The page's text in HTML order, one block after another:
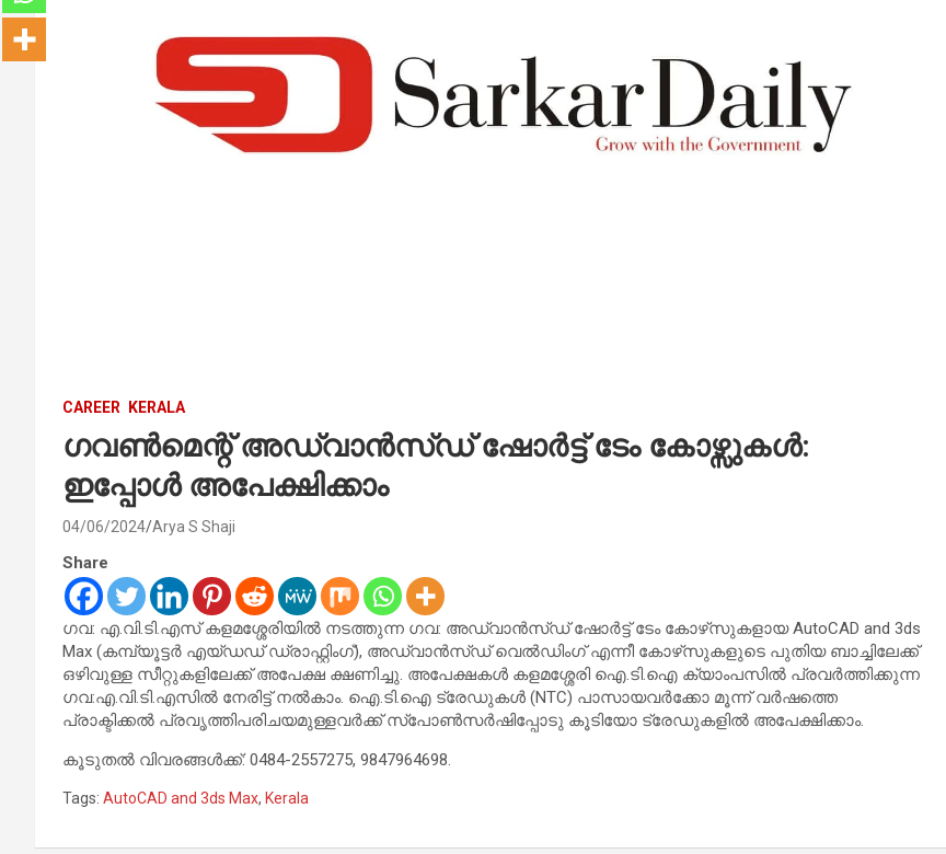
CAREER KERALA
ഗവൺമെന്റ് അഡ്വാൻസ്ഡ് ഷോർട്ട് ടേം കോഴ്സുകൾ:
ഇപ്പോൾ അപേക്ഷിക്കാം
04/06/2024 Arya S Shaji
Share
ഗവ: എ.വി.ടി.എസ് കളമശ്ശേരിയിൽ നടത്തുന്ന ഗവ: അഡ്വാൻസ്ഡ് ഷോർട്ട് ടേം കോഴ്‌സുകളായ AutoCAD and 3ds
Max (കമ്പ്യൂട്ടർ എയ്ഡഡ് ഡ്രാഫ്റ്റിംഗ്), അഡ്വാൻസ്ഡ് വെൽഡിംഗ് എന്നീ കോഴ്‌സുകളുടെ പുതിയ ബാച്ചിലേക്ക്
ഒഴിവുള്ള സീറ്റുകളിലേക്ക് അപേക്ഷ ക്ഷണിച്ചു. അപേക്ഷകൾ കളമശ്ശേരി ഐ.ടി.ഐ ക്യാംപസിൽ പ്രവർത്തിക്കുന്ന
ഗവ:എ.വി.ടി.എസിൽ നേരിട്ട് നൽകാം. ഐ.ടി.ഐ ട്രേഡുകൾ (NTC) പാസായവർക്കോ മൂന്ന് വർഷത്തെ
പ്രാക്ടിക്കൽ പ്രവൃത്തിപരിചയമുള്ളവർക്ക് സ്‌പോൺസർഷിപ്പോടു കൂടിയോ ട്രേഡുകളിൽ അപേക്ഷിക്കാം.
കൂടുതൽ വിവരങ്ങൾക്ക്: 0484-2557275, 9847964698.
Tags: AutoCAD and 3ds Max, Kerala